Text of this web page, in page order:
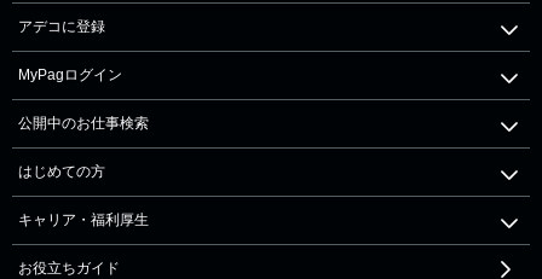
アデコに登録
MyPagログイン
公開中のお仕事検索
はじめての方
キャリア・福利厚生
お役立ちガイド